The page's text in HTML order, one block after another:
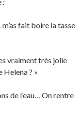
fait boire la tasse
vraiment très jolie
Helena ? »
de l’eau… On rentre